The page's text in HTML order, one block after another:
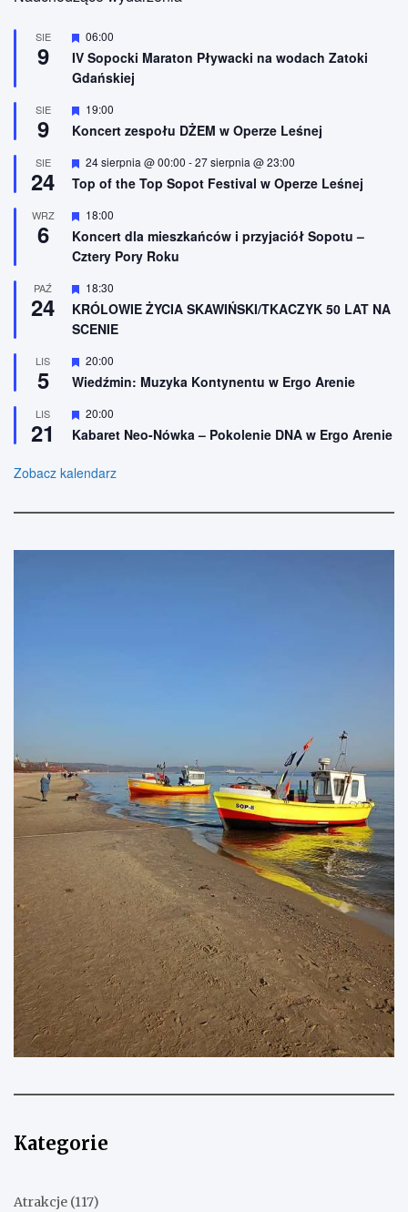
SIE
9
W
y
r
ó
n
o
e
06:00
IV Sopocki Maraton Pływacki na wodach Zatoki
Gdańskiej
SIE
9
W
r
ż
n
o
n
e
19:00
Koncert zespołu DŻEM w Operze Leśnej
SIE
24
W
r
ż
n
o
e
24 sierpnia @ 00:00 -27 sierpnia @ 23:00
Top of the Top Sopot Festival w Operze Leśnej
WRZ
6
W
r
ó
n
i
o
n
18:00
Koncert dla mieszkańców i przyjaciół Sopotu –
Cztery Pory Roku
PAŹ
24
W
y
r
ó
n
i
o
e
18:30
KRÓLOWIE ŻYCIA SKAWIŃSKI/TKACZYK 50 LAT NA
SCENIE
LIS
5
W
y
r
ż
n
n
20:00
Wiedźmin: Muzyka Kontynentu w Ergo Arenie
LIS
21
W
y
r
ż
o
20:00
Kabaret Neo-Nówka – Pokolenie DNA w Ergo Arenie
Zobacz kalendarz
Kategorie
Atrakcje (117)